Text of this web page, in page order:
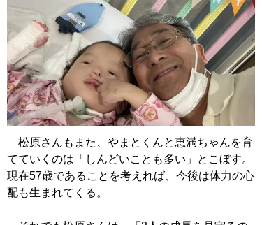
松原さんもまた、やまとくんと恵満ちゃんを育
てていくのは「しんどいことも多い」とこぼす。
現在57歳であることを考えれば、今後は体力の心
配も生まれてくる。